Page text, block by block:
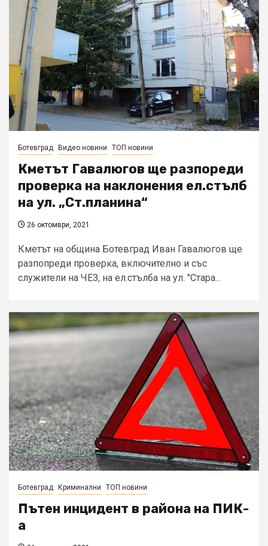
Ботевград Видео новини ТОП новини
Кметът Гавалюгов ще разпореди
проверка на наклонения ел.стълб
на ул. „Ст.планина“
26 октомври, 2021
Кметът на община Ботевград Иван Гавалюгов ще
разпопреди проверка, включително и със
служители на ЧЕЗ, на ел.стълба на ул. "Стара...
Ботевград Криминални ТОП новини
Пътен инцидент в района на ПИК-
а